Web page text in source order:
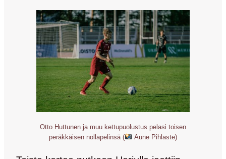
Otto Huttunen ja muu kettupuolustus pelasi toisen
peräkkäisen nollapelinsä (
Aune Pihlaste)